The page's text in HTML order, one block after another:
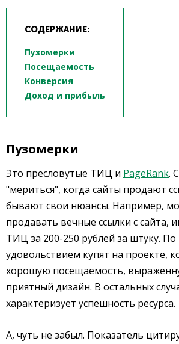
СОДЕРЖАНИЕ:
Пузомерки
Посещаемость
Конверсия
Доход и прибыль
Пузомерки
Это пресловутые ТИЦ и PageRank.
"мериться", когда сайты продают
бывают свои нюансы. Например,
продавать вечные ссылки с сайта,
ТИЦ за 200-250 рублей за штуку. По
удовольствием купят на проекте,
хорошую посещаемость,
приятный дизайн. В остальных
характеризует успешность ресурса.
А, чуть не забыл. Показатель